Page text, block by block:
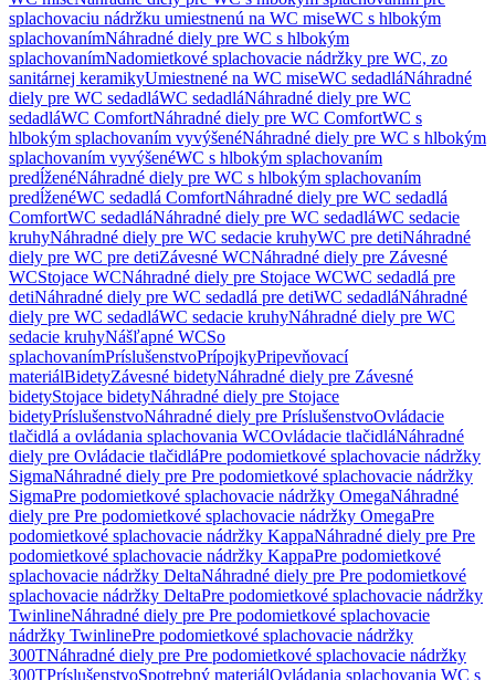
splachovaciu nádržku umiestnenú na WC miseWC s hlbokým
splachovanímNáhradné diely pre WC s hlbokým
splachovanímNadomietkové splachovacie nádržky pre WC, zo
sanitárnej keramikyUmiestnené na WC miseWC sedadláNáhradné
diely pre WC sedadláWC sedadláNáhradné diely pre WC
sedadláWC ComfortNáhradné diely pre WC ComfortWC s
hlbokým splachovaním vyvýšenéNáhradné diely pre WC s hlbokým
splachovaním vyvýšenéWC s hlbokým splachovaním
predĺženéNáhradné diely pre WC s hlbokým splachovaním
predĺženéWC sedadlá ComfortNáhradné diely pre WC sedadlá
ComfortWC sedadláNáhradné diely pre WC sedadláWC sedacie
kruhyNáhradné diely pre WC sedacie kruhyWC pre detiNáhradné
diely pre WC pre detiZávesné WCNáhradné diely pre Závesné
WCStojace WCNáhradné diely pre Stojace WCWC sedadlá pre
detiNáhradné diely pre WC sedadlá pre detiWC sedadláNáhradné
diely pre WC sedadláWC sedacie kruhyNáhradné diely pre WC
sedacie kruhyNášľapné WCSo
splachovanímPríslušenstvoPrípojkyPripevňovací
materiálBidetyZávesné bidetyNáhradné diely pre Závesné
bidetyStojace bidetyNáhradné diely pre Stojace
bidetyPríslušenstvoNáhradné diely pre PríslušenstvoOvládacie
tlačidlá a ovládania splachovania WCOvládacie tlačidláNáhradné
diely pre Ovládacie tlačidláPre podomietkové splachovacie nádržky
SigmaNáhradné diely pre Pre podomietkové splachovacie nádržky
SigmaPre podomietkové splachovacie nádržky OmegaNáhradné
diely pre Pre podomietkové splachovacie nádržky OmegaPre
podomietkové splachovacie nádržky KappaNáhradné diely pre Pre
podomietkové splachovacie nádržky KappaPre podomietkové
splachovacie nádržky DeltaNáhradné diely pre Pre podomietkové
splachovacie nádržky DeltaPre podomietkové splachovacie nádržky
TwinlineNáhradné diely pre Pre podomietkové splachovacie
nádržky TwinlinePre podomietkové splachovacie nádržky
300TNáhradné diely pre Pre podomietkové splachovacie nádržky
300TPríslušenstvoSpotrebný materiálOvládania splachovania WC s